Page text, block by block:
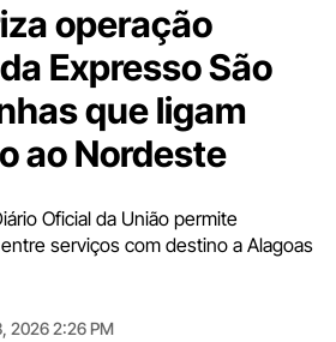
operação
Expresso São
que ligam
ao Nordeste
Oficial da União permite
serviços com destino a Alagoas
2026 2:26 PM